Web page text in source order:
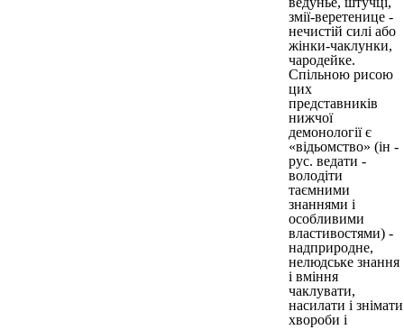
змії-веретенице -
нечистій силі або
жінки-чаклунки,
чародейке.
Спільною рисою
цих
представників
нижчої
демонології є
«відьомство» (ін -
рус. ведати -
володіти
таємними
знаннями і
особливими
властивостями) -
надприродне,
нелюдське знання
і вміння
чаклувати,
насилати і знімати
хвороби і